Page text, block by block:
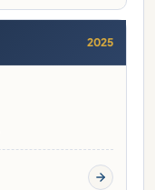
2025